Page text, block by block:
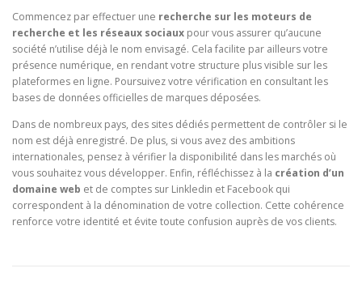
Commencez par effectuer une recherche sur les moteurs de
recherche et les réseaux sociaux pour vous assurer qu’aucune
société n’utilise déjà le nom envisagé. Cela facilite par ailleurs votre
présence numérique, en rendant votre structure plus visible sur les
plateformes en ligne. Poursuivez votre vérification en consultant les
bases de données officielles de marques déposées.
Dans de nombreux pays, des sites dédiés permettent de contrôler si le
nom est déjà enregistré. De plus, si vous avez des ambitions
internationales, pensez à vérifier la disponibilité dans les marchés où
vous souhaitez vous développer. Enfin, réfléchissez à la création d’un
domaine web et de comptes sur Linkledin et Facebook qui
correspondent à la dénomination de votre collection. Cette cohérence
renforce votre identité et évite toute confusion auprès de vos clients.